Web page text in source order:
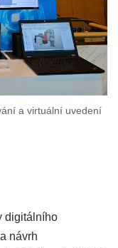
a virtuální uvedení
digitálního
návrh